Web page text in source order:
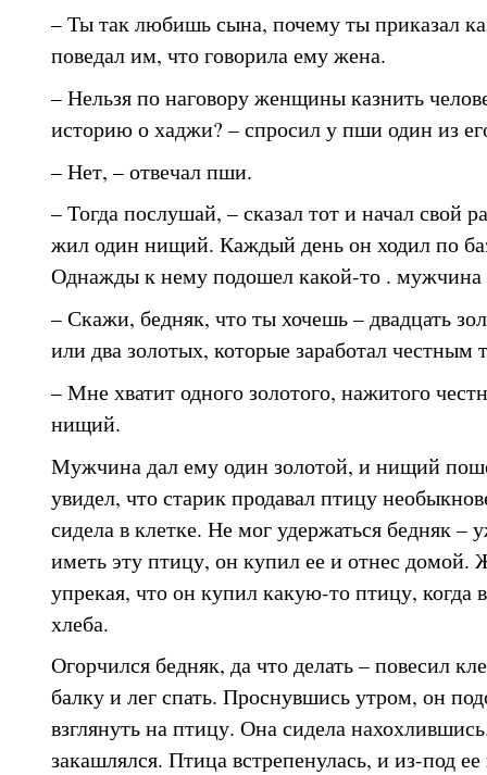
– Ты так любишь сына, почему ты приказал
поведал им, что говорила ему жена.
– Нельзя по наговору женщины казнить
историю о хаджи? – спросил у пши один из
– Нет, – отвечал пши.
– Тогда послушай, – сказал тот и начал свой
жил один нищий. Каждый день он ходил по
Однажды к нему подошел какой-то . мужчина
– Скажи, бедняк, что ты хочешь – двадцать
или два золотых, которые заработал честным
– Мне хватит одного золотого, нажитого
нищий.
Мужчина дал ему один золотой, и нищий
увидел, что старик продавал птицу
сидела в клетке. Не мог удержаться бедняк –
иметь эту птицу, он купил ее и отнес домой.
упрекая, что он купил какую-то птицу, когда
хлеба.
Огорчился бедняк, да что делать – повесил
балку и лег спать. Проснувшись утром, он
взглянуть на птицу. Она сидела
закашлялся. Птица встрепенулась, и из-под